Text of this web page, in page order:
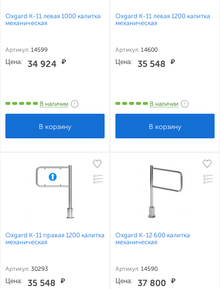
Oxgard К-11 левая 1000 калитка
механическая
Артикул: 14599
Цена: 34 924 ₽
В наличии
Oxgard К-11 левая 1200 калитка
механическая
Артикул: 14600
Цена: 35 548 ₽
В наличии
Oxgard К-11 правая 1200 калитка
механическая
Артикул: 30293
Цена: 35 548 ₽
Oxgard К-12 600 калитка
механическая
Артикул: 14590
Цена: 37 800 ₽